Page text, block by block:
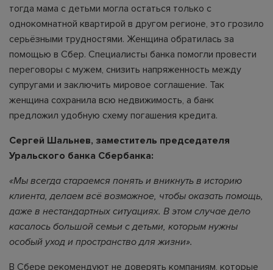
тогда мама с детьми могла остаться только с
однокомнатной квартирой в другом регионе, это грозило
серьёзными трудностями. Женщина обратилась за
помощью в Сбер. Специалисты банка помогли провести
переговоры с мужем, снизить напряженность между
супругами и заключить мировое соглашение. Так
женщина сохранила всю недвижимость, а банк
предложил удобную схему погашения кредита.
Сергей Шальнев, заместитель председателя
Уральского банка Сбербанка:
«Мы всегда стараемся понять и вникнуть в историю
клиента, делаем всё возможное, чтобы оказать помощь,
даже в нестандартных ситуациях. В этом случае дело
касалось большой семьи с детьми, которым нужны
особый уход и пространство для жизни».
В Сбере рекомендуют не доверять компаниям, которые